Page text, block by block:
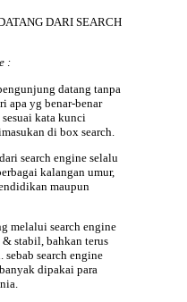
DARI SEARCH
:
datang tanpa
apa yg benar-benar
kata kunci
di box search.
search engine selalu
kalangan umur,
maupun
melalui search engine
stabil, bahkan terus
sebab search engine
dipakai para